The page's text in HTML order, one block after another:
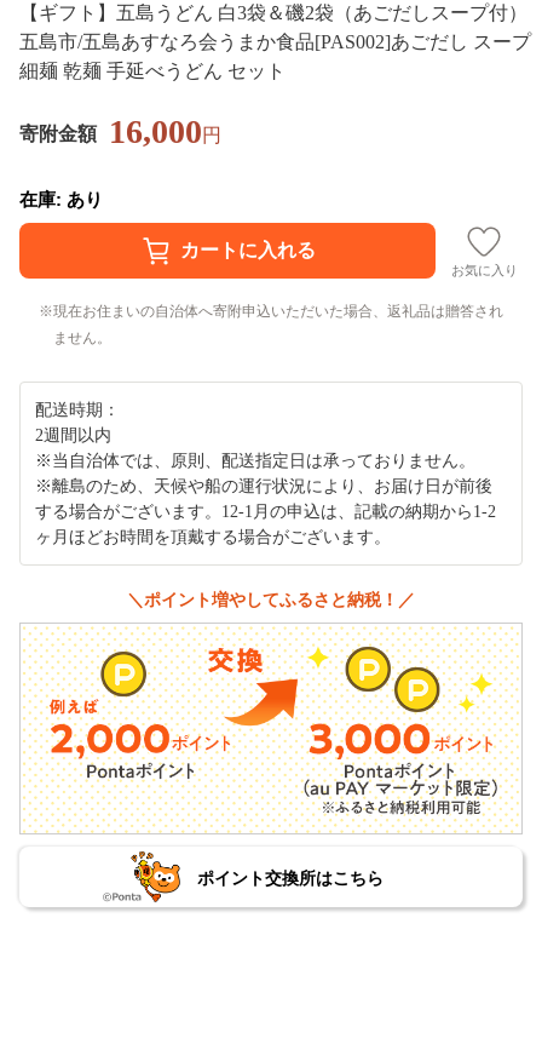
【ギフト】五島うどん 白3袋＆磯2袋（あごだしスープ付）
五島市/五島あすなろ会うまか食品[PAS002]あごだし スープ
細麺 乾麺 手延べうどん セット
寄附金額 16,000円
在庫: あり
お気に入り
現在お住まいの自治体へ寄附申込いただいた場合、返礼品は贈答され
ません。
配送時期：
2週間以内
※当自治体では、原則、配送指定日は承っておりません。
※離島のため、天候や船の運行状況により、お届け日が前後
する場合がございます。12-1月の申込は、記載の納期から1-2
ヶ月ほどお時間を頂戴する場合がございます。
＼ポイント増やしてふるさと納税！／
ポイント交換所はこちら